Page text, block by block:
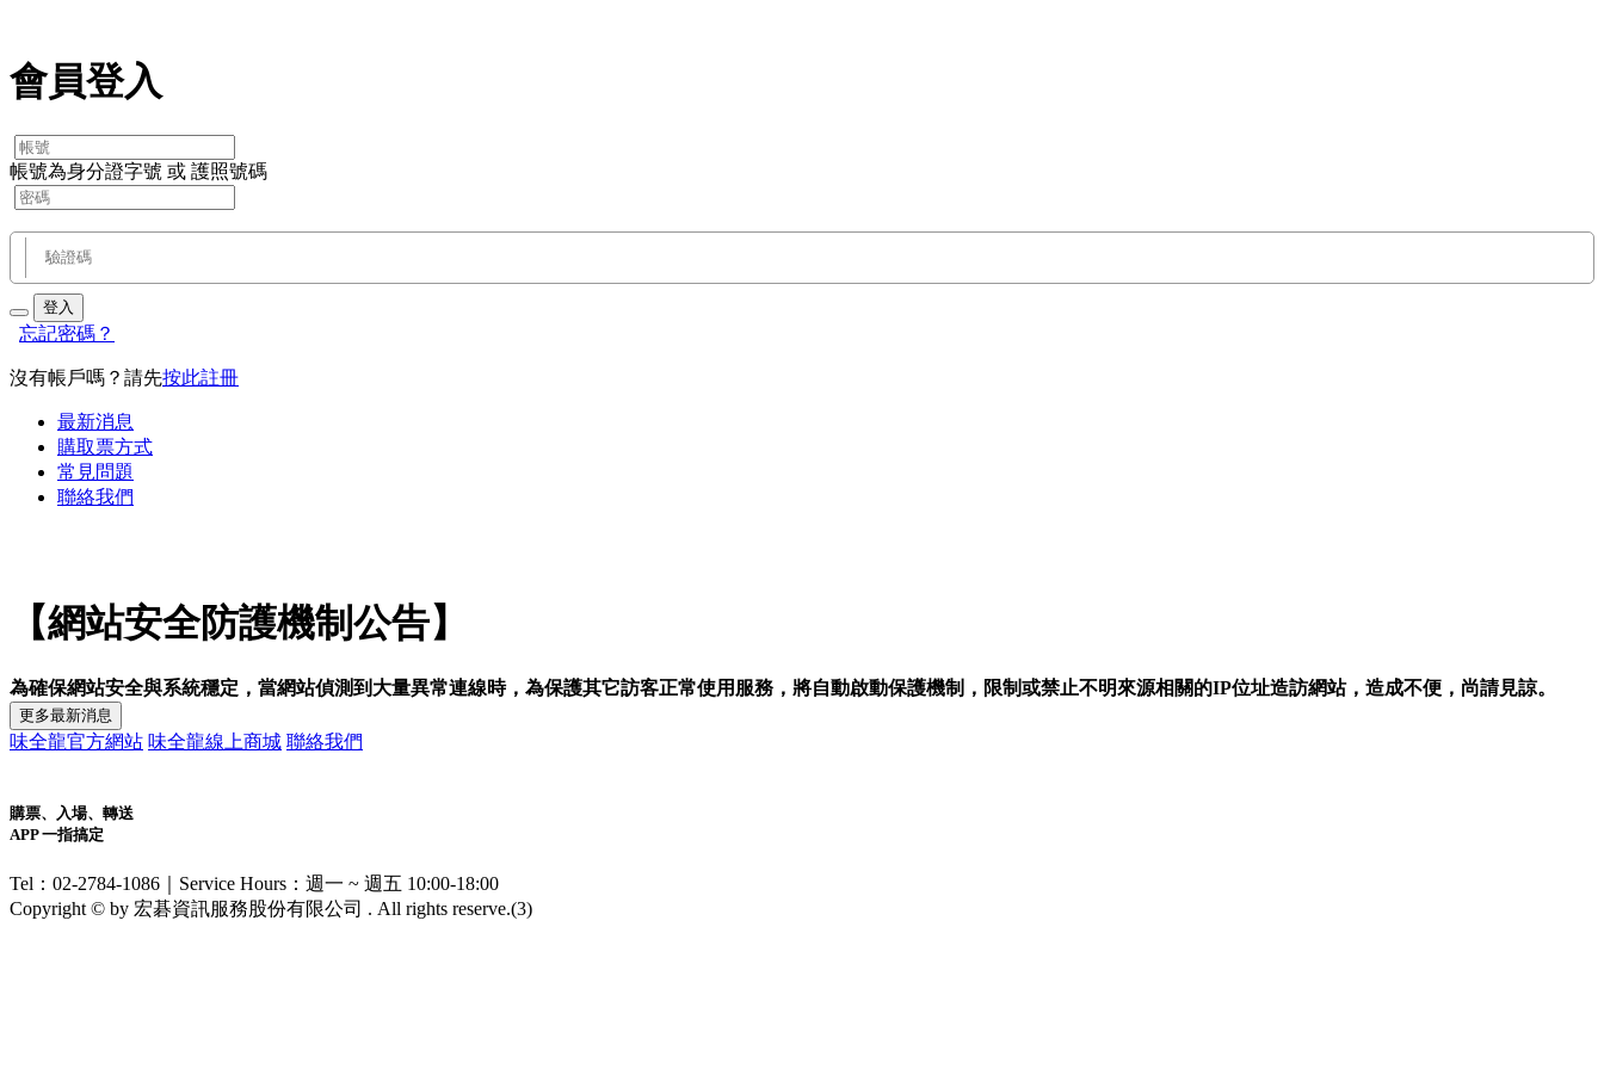
會員登入
帳號為身分證字號 或 護照號碼
登入
忘記密碼？
沒有帳戶嗎？請先按此註冊
最新消息
購取票方式
常見問題
聯絡我們
【網站安全防護機制公告】
為確保網站安全與系統穩定，當網站偵測到大量異常連線時，為保護其它訪客正常使用服務，將自動啟動保護機制，限制或禁止不明來源相關的IP位址造訪網站，造成不便，尚請見諒。
更多最新消息
味全龍官方網站 味全龍線上商城 聯絡我們
購票、入場、轉送
APP 一指搞定
Tel：02-2784-1086｜Service Hours：週一 ~ 週五 10:00-18:00
Copyright © by 宏碁資訊服務股份有限公司 . All rights reserve.(3)